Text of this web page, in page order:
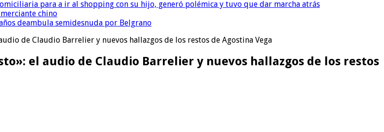
para a ir al shopping con su hijo, generó polémica y tuvo que dar marcha atrás
chino
deambula semidesnuda por Belgrano
de Claudio Barrelier y nuevos hallazgos de los restos de Agostina Vega
el audio de Claudio Barrelier y nuevos hallazgos de los restos